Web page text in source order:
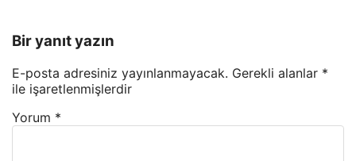
Bir yanıt yazın
E-posta adresiniz yayınlanmayacak. Gerekli alanlar *
ile işaretlenmişlerdir
Yorum *